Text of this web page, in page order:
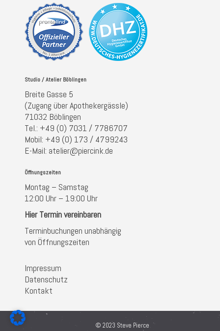
Studio / Atelier Böblingen
Breite Gasse 5
(Zugang über Apothekergässle)
71032 Böblingen
Tel.: +49 (0) 7031 / 7786707
Mobil: +49 (0) 173 / 4799243
E-Mail: atelier@piercink.de
Öffnungszeiten
Montag – Samstag
12:00 Uhr – 19:00 Uhr
Hier Termin vereinbaren
Terminbuchungen unabhängig
von Öffnungszeiten
Impressum
Datenschutz
Kontakt
© 2023 Steve Pierce